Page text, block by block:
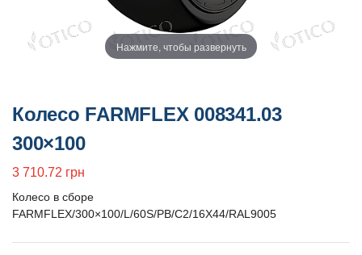
Нажмите, чтобы развернуть
Колесо FARMFLEX 008341.03
300×100
3 710.72 грн
Колесо в сборе
FARMFLEX/300×100/L/60S/PB/C2/16X44/RAL9005